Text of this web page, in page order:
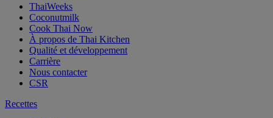
ThaiWeeks
Coconutmilk
Cook Thai Now
À propos de Thai Kitchen
Qualité et développement
Carrière
Nous contacter
CSR
Recettes